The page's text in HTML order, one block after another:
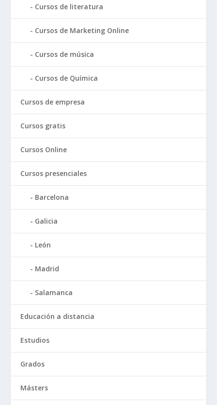
Cursos de literatura
Cursos de Marketing Online
Cursos de música
Cursos de Química
Cursos de empresa
Cursos gratis
Cursos Online
Cursos presenciales
Barcelona
Galicia
León
Madrid
Salamanca
Educación a distancia
Estudios
Grados
Másters